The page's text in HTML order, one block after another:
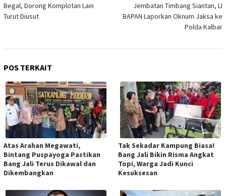
Begal, Dorong Komplotan Lain
Turut Diusut
Jembatan Timbang Siantan, LI
BAPAN Laporkan Oknum Jaksa ke
Polda Kalbar
POS TERKAIT
Atas Arahan Megawati,
Bintang Puspayoga Pastikan
Bang Jali Terus Dikawal dan
Dikembangkan
Tak Sekadar Kampung Biasa!
Bang Jali Bikin Risma Angkat
Topi, Warga Jadi Kunci
Kesuksesan